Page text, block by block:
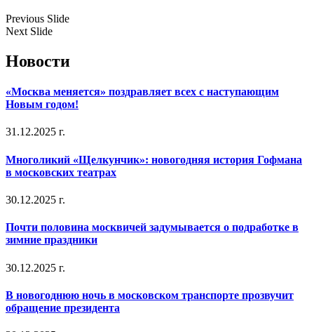
Previous Slide
Next Slide
Новости
«Москва меняется» поздравляет всех с наступающим
Новым годом!
31.12.2025 г.
Многоликий «Щелкунчик»: новогодняя история Гофмана
в московских театрах
30.12.2025 г.
Почти половина москвичей задумывается о подработке в
зимние праздники
30.12.2025 г.
В новогоднюю ночь в московском транспорте прозвучит
обращение президента